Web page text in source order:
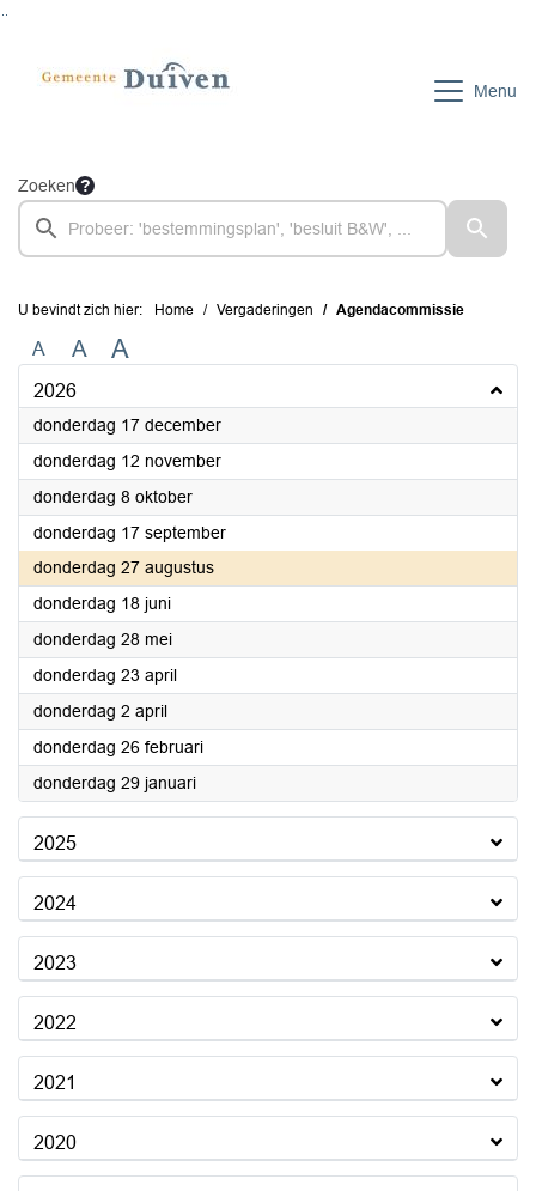
Menu
Zoeken
U bevindt zich hier: Home Vergaderingen Agendacommissie
A A A
2026
donderdag 17 december2026
donderdag 12 november2026
donderdag 8 oktober2026
donderdag 17 september2026
donderdag 27 augustus2026
donderdag 18 juni2026
donderdag 28 mei2026
donderdag 23 april2026
donderdag 2 april2026
donderdag 26 februari2026
donderdag 29 januari2026
2025
2024
2023
2022
2021
2020